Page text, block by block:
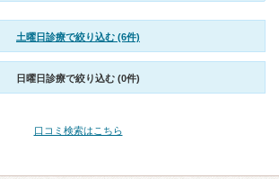
土曜日診療で絞り込む (6件)
日曜日診療で絞り込む (0件)
口コミ検索はこちら